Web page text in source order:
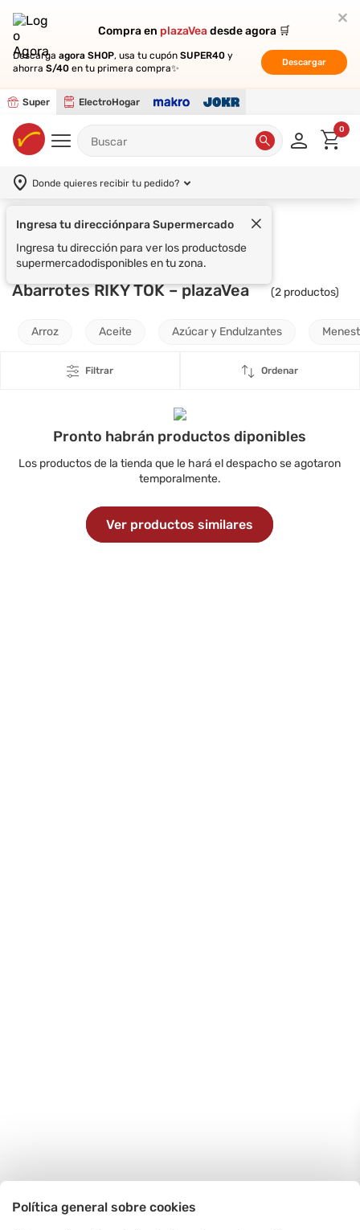
Compra en plazaVeadesde agora 🛒
Descarga agora SHOP, usa tu cupón SUPER40 y
ahorra S/40 en tu primera compra✨
Descargar
Super ElectroHogar
Compra en plazaVeadesde agora 🛒
Descarga agora SHOP, usa tu cupón SUPER40 y
ahorra S/40 en tu primera compra✨
Descargar
0
Donde quieres recibir tu pedido?
Ingresa tu direcciónpara Supermercado
Ingresa tu dirección para ver los productosde
supermercadodisponibles en tu zona.
Supermercado Abarrotes RIKY TOK
Abarrotes RIKY TOK – plazaVea (2 productos)
Arroz Aceite Azúcar y Endulzantes
Filtrar Ordenar
Pronto habrán productos diponibles
Los productos de la tienda que le hará el despacho se agotaron
temporalmente.
Ver productos similares
Política general sobre cookies